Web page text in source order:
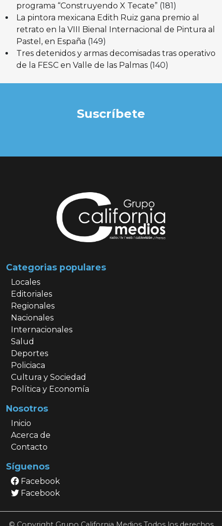
programa “Construyendo X Tecate” (181)
La pintora mexicana Edith Ruiz gana premio al
retrato en la VIII Bienal Internacional de Pintura al
Pastel, en España (149)
Tres detenidos y armas decomisadas tras operativo
de la FESC en Valle de las Palmas (140)
Suscríbete
Categorias populares
Locales
Editoriales
Regionales
Nacionales
Internacionales
Salud
Deportes
Policiaca
Cultura y Sociedad
Política y Economía
Nosotros
Inicio
Acerca de
Contacto
Síguenos
Facebook
Facebook